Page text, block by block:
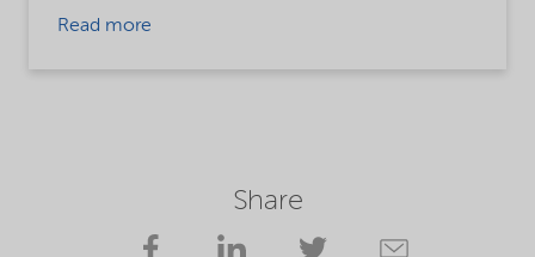
Read more
Share